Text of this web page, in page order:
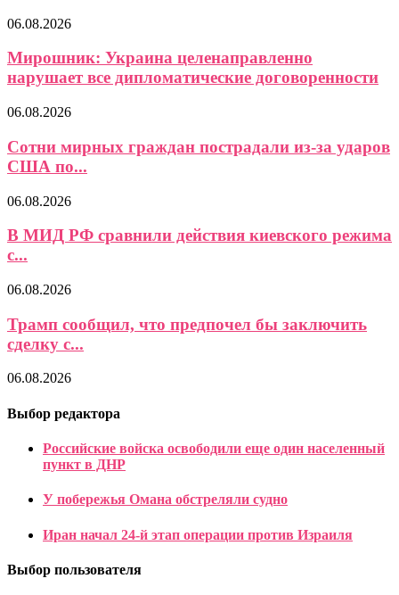
06.08.2026
Мирошник: Украина целенаправленно
нарушает все дипломатические договоренности
06.08.2026
Сотни мирных граждан пострадали из-за ударов
США по...
06.08.2026
В МИД РФ сравнили действия киевского режима
с...
06.08.2026
Трамп сообщил, что предпочел бы заключить
сделку с...
06.08.2026
Выбор редактора
Российские войска освободили еще один населенный
пункт в ДНР
У побережья Омана обстреляли судно
Иран начал 24-й этап операции против Израиля
Выбор пользователя